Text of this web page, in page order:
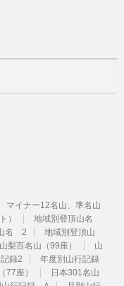
マイナー12名山、準名山
）
地域別登頂山名
名 2
地域別登頂山
山梨百名山（99座）
山
録2
年度別山行記録
77座）
日本301名山